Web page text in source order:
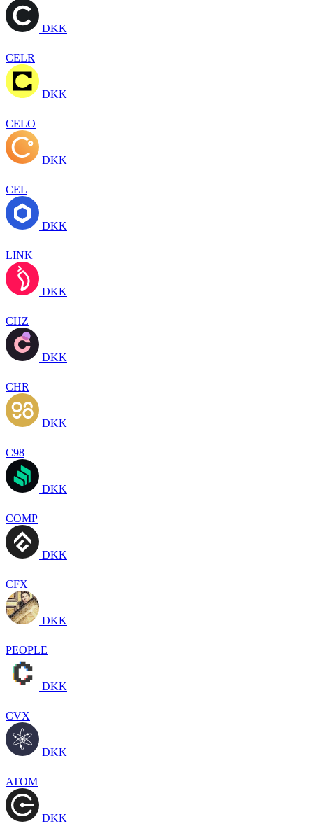
DKK
CELR
DKK
CELO
DKK
CEL
DKK
LINK
DKK
CHZ
DKK
CHR
DKK
C98
DKK
COMP
DKK
CFX
DKK
PEOPLE
DKK
CVX
DKK
ATOM
DKK